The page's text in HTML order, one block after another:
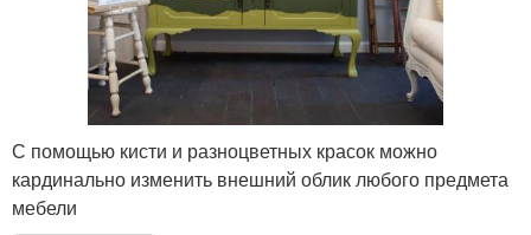
С помощью кисти и разноцветных красок можно
кардинально изменить внешний облик любого предмета
мебели